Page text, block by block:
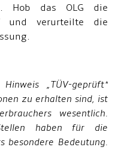
Hob das OLG die
und verurteilte die
„TÜV-geprüft“
zu erhalten sind, ist
wesentlich.
haben für die
besondere Bedeutung.